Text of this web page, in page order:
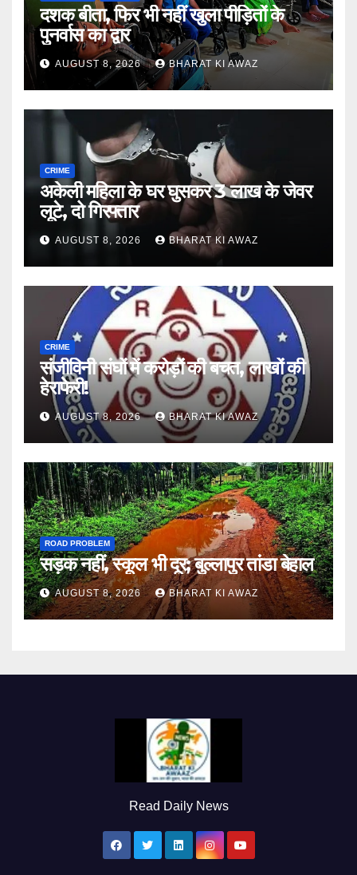
दशक बीता, फिर भी नहीं खुला पीड़ितों के
पुनर्वास का द्वार
AUGUST 8, 2026 BHARAT KI AWAZ
CRIME
अकेली महिला के घर घुसकर 3 लाख के जेवर
लूटे, दो गिरफ्तार
AUGUST 8, 2026 BHARAT KI AWAZ
CRIME
संजीविनी संघों में करोड़ों की बचत, लाखों की
हेराफेरी!
AUGUST 8, 2026 BHARAT KI AWAZ
ROAD PROBLEM
सड़क नहीं, स्कूल भी दूर; बुल्लापुर तांडा बेहाल
AUGUST 8, 2026 BHARAT KI AWAZ
Read Daily News